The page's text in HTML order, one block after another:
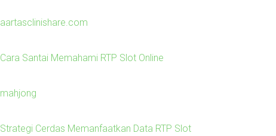
aartasclinishare.com
Cara Santai Memahami RTP Slot Online
mahjong
Strategi Cerdas Memanfaatkan Data RTP Slot